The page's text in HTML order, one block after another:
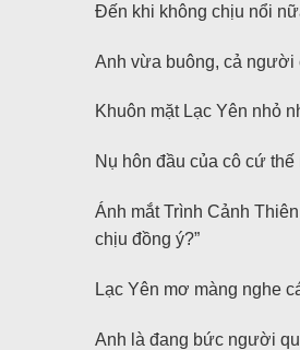
Đến khi không chịu nổi
Anh vừa buông, cả người
Khuôn mặt Lạc Yên nhỏ
Nụ hôn đầu của cô cứ
Ánh mắt Trình Cảnh
chịu đồng ý?”
Lạc Yên mơ màng nghe
Anh là đang bức người